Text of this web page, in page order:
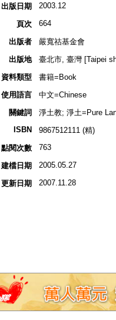
出版日期
2003.12
頁次 664
出版者
嚴寬祜基金會
出版地
臺北市, 臺灣 [Taipei
資料類型
書籍=Book
使用語言
中文=Chinese
關鍵詞
淨土教; 淨土=Pure
ISBN
9867512111 (精)
點閱次數
763
建檔日期 2005.05.27
更新日期 2007.11.28